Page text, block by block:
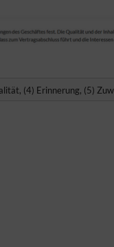
(4) Erinnerung, (5)